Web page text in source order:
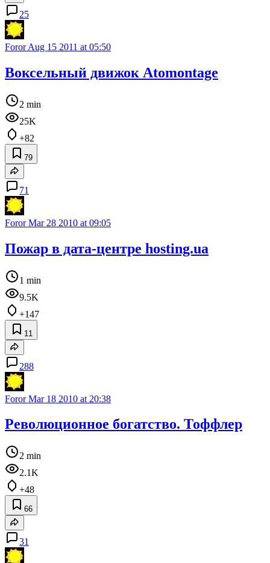
25
FororAug 15 2011 at 05:50
Воксельный движок Atomontage
2 min
25K
+82
79
71
FororMar 28 2010 at 09:05
Пожар в дата-центре hosting.ua
1 min
9.5K
+147
11
288
FororMar 18 2010 at 20:38
Революционное богатство. Тоффлер
2 min
2.1K
+48
66
31